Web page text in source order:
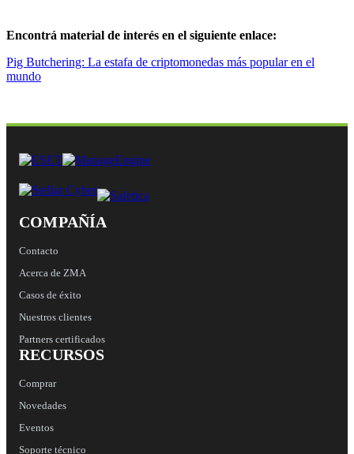
Encontrá material de interés en el siguiente enlace:
Pig Butchering: La estafa de criptomonedas más popular en el
mundo
COMPAÑÍA
Contacto
Acerca de ZMA
Casos de éxito
Nuestros clientes
Partners certificados
RECURSOS
Comprar
Novedades
Eventos
Soporte técnico